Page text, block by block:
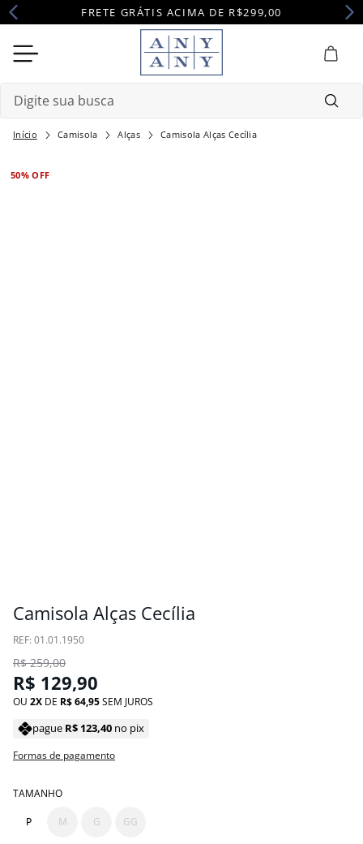
FRETE GRÁTIS ACIMA DE R$299,00
Camisola Alças Camisola Alças Cecília
50%OFF
Camisola Alças Cecília
: 01.01.1950
R$ 259,00
R$ 129,90
OU 2 DE R$64,95SEM JUROS
pague R$ 123,40 no pix
Formas de pagamento
TAMANHO
P M G GG
Termos mais buscados
1º camisola